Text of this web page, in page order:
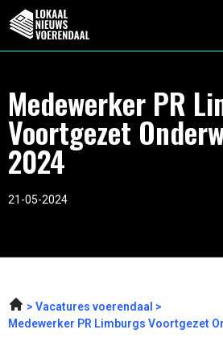
Medewerker PR
Voortgezet
2024
21-05-2024
Vacatures voerendaal
Medewerker PR Limburgs Voortgezet